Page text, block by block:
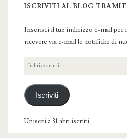
Sidebar
ISCRIVITI AL BLOG
Inserisci il tuo indirizzo e-mail per
ricevere via e-mail le notifiche di
Indirizzo
email
Iscriviti
Unisciti a 31 altri iscritti